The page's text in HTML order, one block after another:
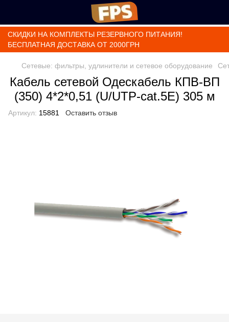
СКИДКИ НА КОМПЛЕКТЫ РЕЗЕРВНОГО ПИТАНИЯ!
БЕСПЛАТНАЯ ДОСТАВКА ОТ 2000ГРН
Сетевые: фильтры, удлинители и сетевое оборудование
Кабель сетевой Одескабель КПВ-ВП
(350) 4*2*0,51 (U/UTP-cat.5E) 305 м
Артикул: 15881 Оставить отзыв